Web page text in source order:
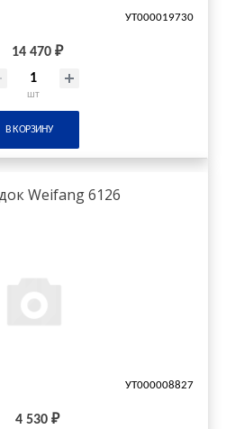
УТ000019730
14 470 ₽
шт
В КОРЗИНУ
Weifang 6126
УТ000008827
4 530 ₽